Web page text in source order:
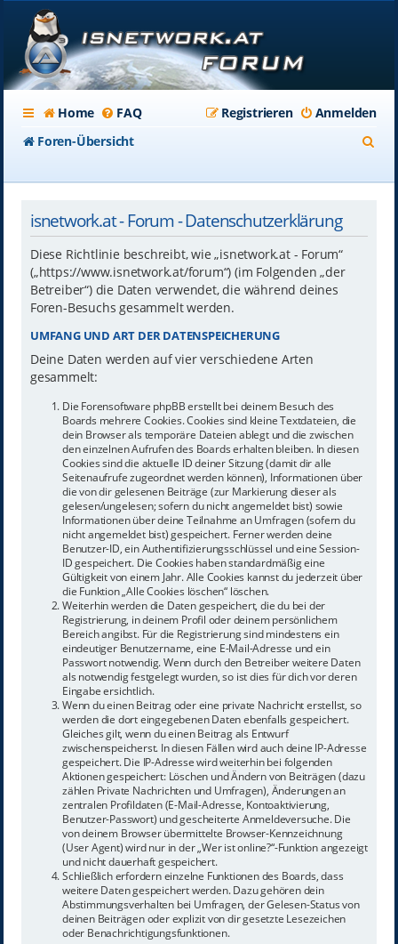
Home FAQ Anmelden
Registrieren
Foren-Übersicht
isnetwork.at - Forum - Datenschutzerklärung
Diese Richtlinie beschreibt, wie „isnetwork.at - Forum“
(„https://www.isnetwork.at/forum“) (im Folgenden „der
Betreiber“) die Daten verwendet, die während deines
Foren-Besuchs gesammelt werden.
UMFANG UND ART DER DATENSPEICHERUNG
Deine Daten werden auf vier verschiedene Arten
gesammelt:
Die Forensoftware phpBB erstellt bei deinem Besuch des
Boards mehrere Cookies. Cookies sind kleine Textdateien, die
dein Browser als temporäre Dateien ablegt und die zwischen
den einzelnen Aufrufen des Boards erhalten bleiben. In diesen
Cookies sind die aktuelle ID deiner Sitzung (damit dir alle
Seitenaufrufe zugeordnet werden können), Informationen über
die von dir gelesenen Beiträge (zur Markierung dieser als
gelesen/ungelesen; sofern du nicht angemeldet bist) sowie
Informationen über deine Teilnahme an Umfragen (sofern du
nicht angemeldet bist) gespeichert. Ferner werden deine
Benutzer-ID, ein Authentifizierungsschlüssel und eine Session-
ID gespeichert. Die Cookies haben standardmäßig eine
Gültigkeit von einem Jahr. Alle Cookies kannst du jederzeit über
die Funktion „Alle Cookies löschen“ löschen.
Weiterhin werden die Daten gespeichert, die du bei der
Registrierung, in deinem Profil oder deinem persönlichem
Bereich angibst. Für die Registrierung sind mindestens ein
eindeutiger Benutzername, eine E-Mail-Adresse und ein
Passwort notwendig. Wenn durch den Betreiber weitere Daten
als notwendig festgelegt wurden, so ist dies für dich vor deren
Eingabe ersichtlich.
Wenn du einen Beitrag oder eine private Nachricht erstellst, so
werden die dort eingegebenen Daten ebenfalls gespeichert.
Gleiches gilt, wenn du einen Beitrag als Entwurf
zwischenspeicherst. In diesen Fällen wird auch deine IP-Adresse
gespeichert. Die IP-Adresse wird weiterhin bei folgenden
Aktionen gespeichert: Löschen und Ändern von Beiträgen (dazu
zählen Private Nachrichten und Umfragen), Änderungen an
zentralen Profildaten (E-Mail-Adresse, Kontoaktivierung,
Benutzer-Passwort) und gescheiterte Anmeldeversuche. Die
von deinem Browser übermittelte Browser-Kennzeichnung
(User Agent) wird nur in der „Wer ist online?“-Funktion angezeigt
und nicht dauerhaft gespeichert.
Schließlich erfordern einzelne Funktionen des Boards, dass
weitere Daten gespeichert werden. Dazu gehören dein
Abstimmungsverhalten bei Umfragen, der Gelesen-Status von
deinen Beiträgen oder explizit von dir gesetzte Lesezeichen
oder Benachrichtigungsfunktionen.